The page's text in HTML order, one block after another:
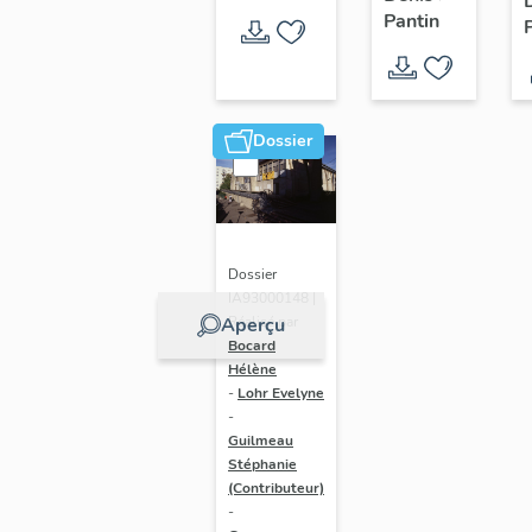
Pantin
Dossier
Aperçu
Dossier
IA93000148 |
Réalisé par
Bocard
Hélène
- Lohr Evelyne
-
Guilmeau
Stéphanie
(Contributeur)
-